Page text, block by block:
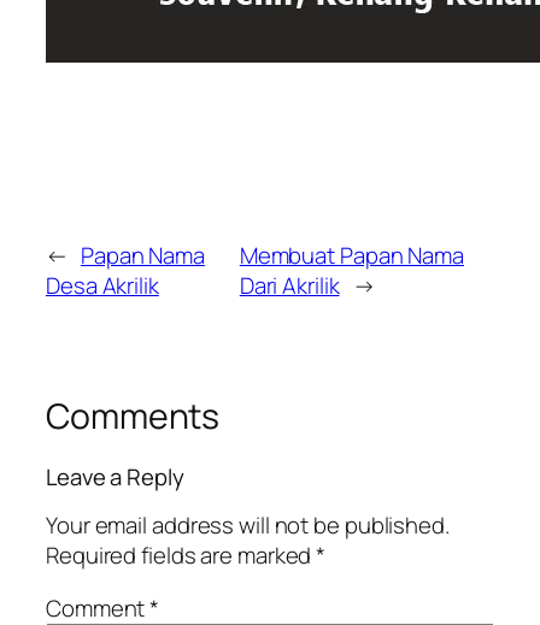
← Papan Nama
Desa Akrilik
Membuat Papan Nama
Dari Akrilik →
Comments
Leave a Reply
Your email address will not be published.
Required fields are marked*
Comment*